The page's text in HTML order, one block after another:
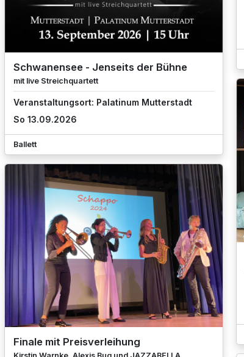
Schwanensee - Jenseits der Bühne
mit live Streichquartett
Veranstaltungsort: Palatinum Mutterstadt
So 13.09.2026
Ballett
Finale mit Preisverleihung